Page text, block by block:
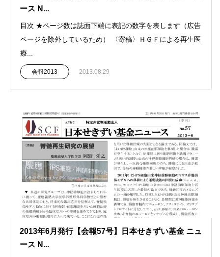
ース N...
目次 ★ページ数は誌面下端に表記の数字を表します（広告
ページを除外しているため） 〈寄稿〉ＨＧＦによる再生医
療...
会報2013 2013.08.29
2013年6月発行【会報57号】日本せきずい基金 ニュ
ース N...